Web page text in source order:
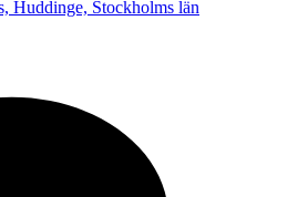
Huddinge, Stockholms län